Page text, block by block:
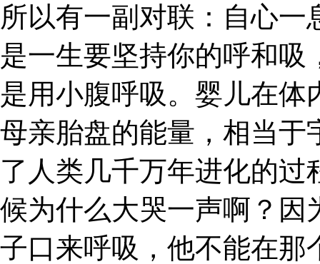
所以有一副对联：自心
是一生要坚持你的呼和
是用小腹呼吸。婴儿在
母亲胎盘的能量，相当于
了人类几千万年进化的
候为什么大哭一声啊？因
子口来呼吸，他不能在那